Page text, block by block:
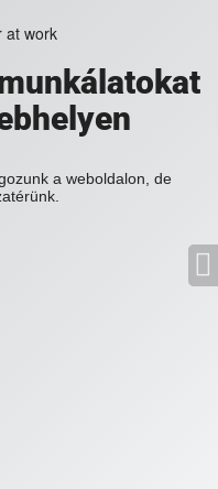
a weboldalon, de